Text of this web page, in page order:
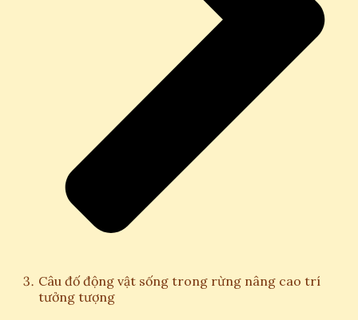
Câu đố động vật sống trong rừng nâng cao trí
tưởng tượng